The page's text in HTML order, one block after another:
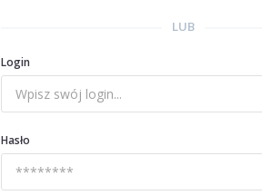
LUB
Login
Hasło